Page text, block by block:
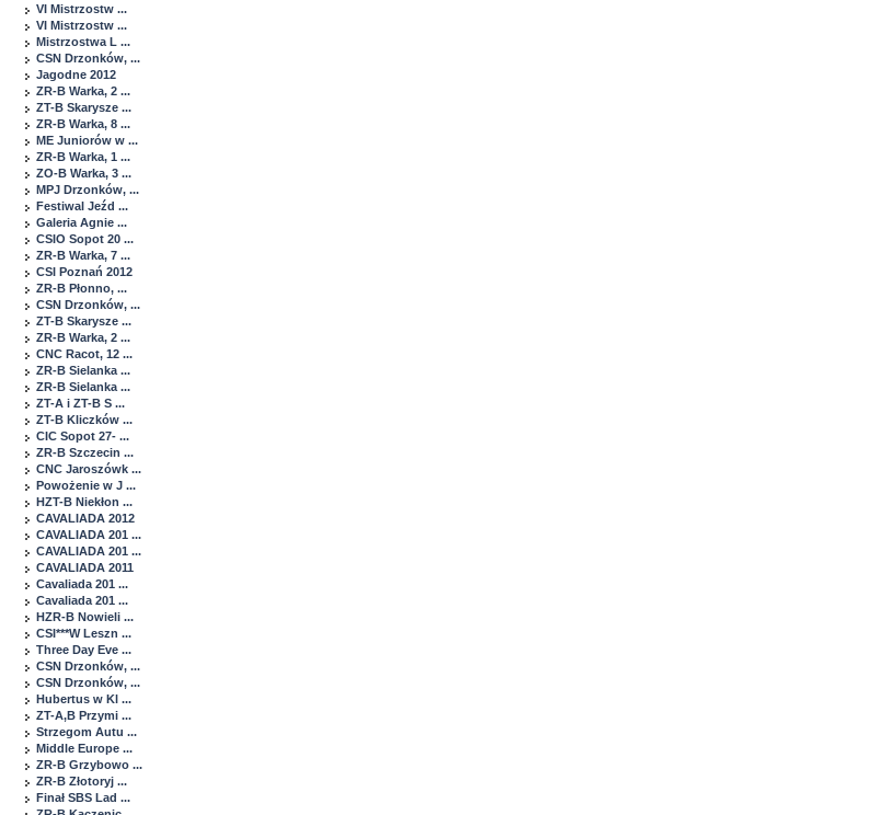
VI Mistrzostw ...
VI Mistrzostw ...
Mistrzostwa L ...
CSN Drzonków, ...
Jagodne 2012
ZR-B Warka, 2 ...
ZT-B Skarysze ...
ZR-B Warka, 8 ...
ME Juniorów w ...
ZR-B Warka, 1 ...
ZO-B Warka, 3 ...
MPJ Drzonków, ...
Festiwal Jeźd ...
Galeria Agnie ...
CSIO Sopot 20 ...
ZR-B Warka, 7 ...
CSI Poznań 2012
ZR-B Płonno, ...
CSN Drzonków, ...
ZT-B Skarysze ...
ZR-B Warka, 2 ...
CNC Racot, 12 ...
ZR-B Sielanka ...
ZR-B Sielanka ...
ZT-A i ZT-B S ...
ZT-B Kliczków ...
CIC Sopot 27- ...
ZR-B Szczecin ...
CNC Jaroszówk ...
Powożenie w J ...
HZT-B Niekłon ...
CAVALIADA 2012
CAVALIADA 201 ...
CAVALIADA 201 ...
CAVALIADA 2011
Cavaliada 201 ...
Cavaliada 201 ...
HZR-B Nowieli ...
CSI***W Leszn ...
Three Day Eve ...
CSN Drzonków, ...
CSN Drzonków, ...
Hubertus w Kl ...
ZT-A,B Przymi ...
Strzegom Autu ...
Middle Europe ...
ZR-B Grzybowo ...
ZR-B Złotoryj ...
Finał SBS Lad ...